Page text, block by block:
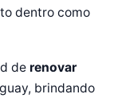
dentro como
de renovar
brindando